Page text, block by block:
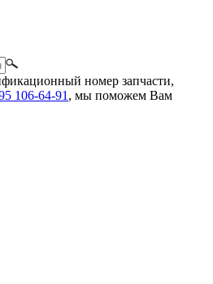
номер запчасти,
106-64-91 , мы поможем Вам